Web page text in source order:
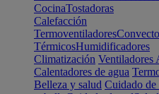
CocinaTostadoras
Calefacción
Termoventiladores
TérmicosHumidificadores
Climatización Ventiladores
Calentadores de agua
Belleza y salud Cuidado de